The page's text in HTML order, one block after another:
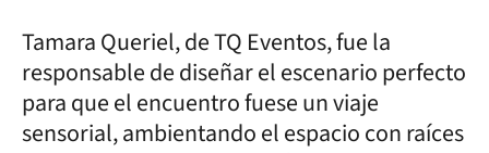
Tamara Queriel, de TQ Eventos, fue la
responsable de diseñar el escenario perfecto
para que el encuentro fuese un viaje
sensorial, ambientando el espacio con raíces